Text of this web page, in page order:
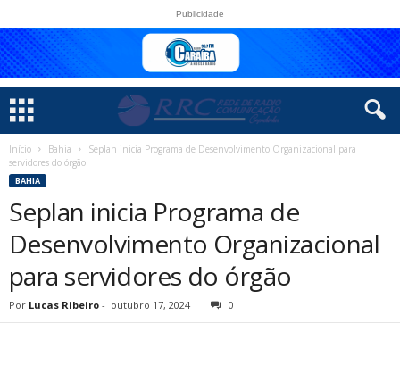
Publicidade
Início Bahia
Seplan inicia Programa de Desenvolvimento Organizacional para
servidores do órgão
BAHIA
Seplan inicia Programa de
Desenvolvimento Organizacional
para servidores do órgão
Por Lucas Ribeiro - outubro 17, 2024 0